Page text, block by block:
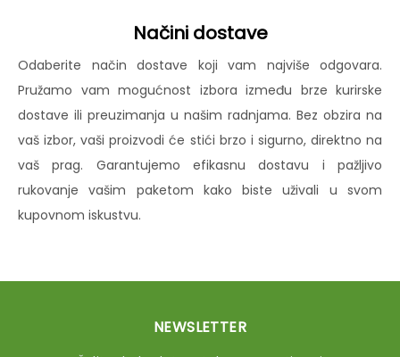
Načini dostave
Odaberite način dostave koji vam najviše odgovara.
Pružamo vam mogućnost izbora između brze kurirske
dostave ili preuzimanja u našim radnjama. Bez obzira na
vaš izbor, vaši proizvodi će stići brzo i sigurno, direktno na
vaš prag. Garantujemo efikasnu dostavu i pažljivo
rukovanje vašim paketom kako biste uživali u svom
kupovnom iskustvu.
NEWSLETTER